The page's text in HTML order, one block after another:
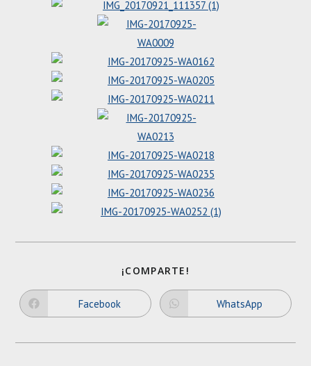
¡COMPARTE!
CONTENT
Opens
in
window
Facebook Opens
in
window
WhatsApp